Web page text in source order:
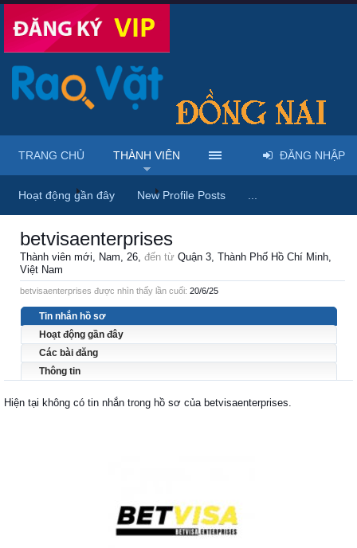
Trang chủ Thành viên betvisaenterprises
betvisaenterprises
Thành viên mới, Nam, 26, đến từ Quận 3, Thành Phố Hồ Chí Minh,
Việt Nam
betvisaenterprises được nhìn thấy lần cuối: 20/6/25
Tin nhắn hồ sơ
Hoạt động gần đây
Các bài đăng
Thông tin
Hiện tại không có tin nhắn trong hồ sơ của betvisaenterprises.
TRANG CHỦ THÀNH VIÊN
Hoạt động gần đây New Profile Posts
ĐĂNG NHẬP